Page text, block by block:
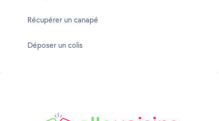
Récupérer un canapé
Déposer un colis